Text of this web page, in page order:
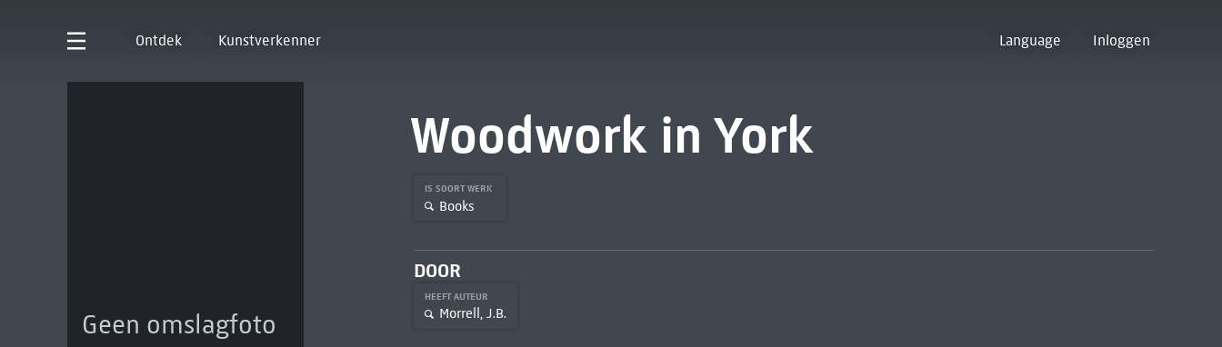
Ontdek Kunstverkenner Language Inloggen
Geen omslagfoto
Woodwork in York
IS SOORT WERK
Books
DOOR
HEEFT AUTEUR
Morrell, J.B.